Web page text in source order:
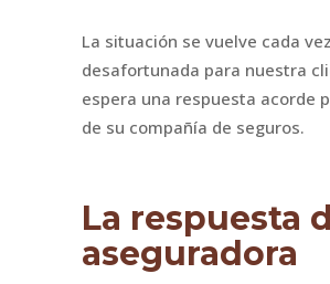
La situación se vuelve cada
desafortunada para nuestra
espera una respuesta acorde
de su compañía de seguros.
La respuesta
aseguradora